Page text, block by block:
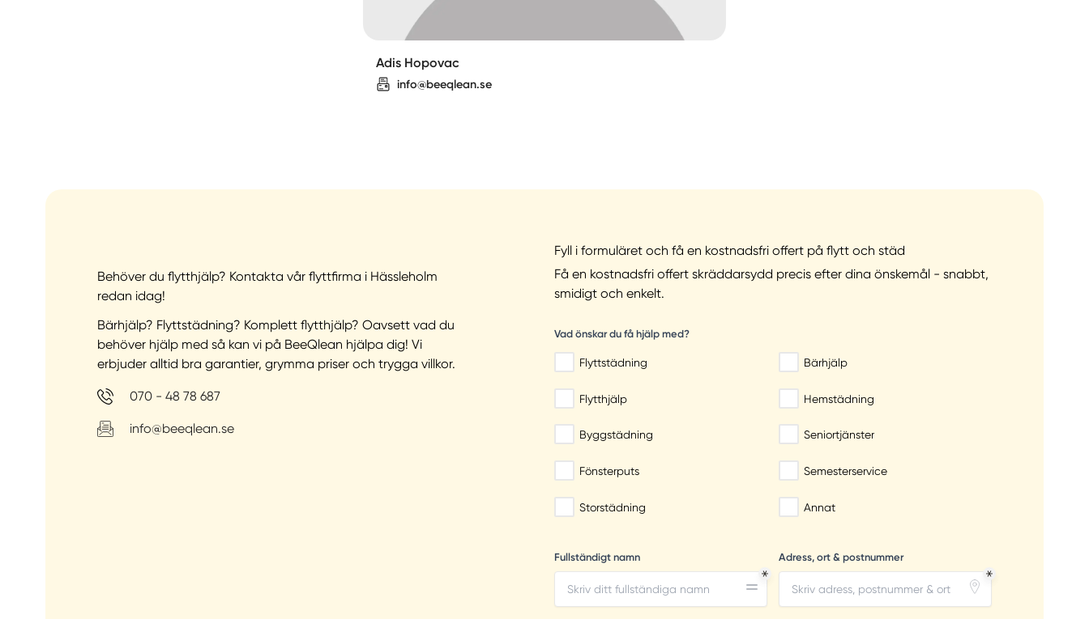
Adis Hopovac
info@beeqlean.se
Behöver du flytthjälp? Kontakta vår flyttfirma i Hässleholm
redan idag!
Bärhjälp? Flyttstädning? Komplett flytthjälp? Oavsett vad du
behöver hjälp med så kan vi på BeeQlean hjälpa dig! Vi
erbjuder alltid bra garantier, grymma priser och trygga villkor.
070 - 48 78 687
info@beeqlean.se
Fyll i formuläret och få en kostnadsfri offert på flytt och städ
Få en kostnadsfri offert skräddarsydd precis efter dina önskemål - snabbt,
smidigt och enkelt.
Vad önskar du få hjälp med?
Flyttstädning Bärhjälp
Flytthjälp Hemstädning
Byggstädning Seniortjänster
Fönsterputs Semesterservice
Storstädning Annat
Fullständigt namn Adress, ort & postnummer